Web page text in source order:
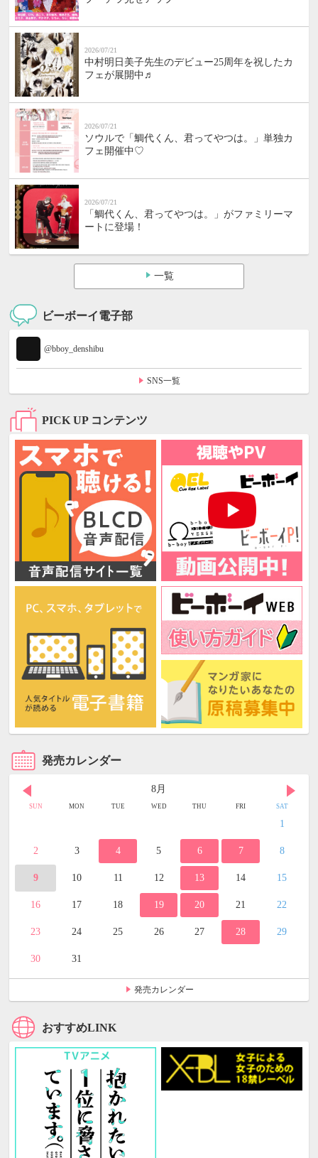
2026/07/21
中村明日美子先生のデビュー25周年を祝したカ
フェが展開中♬
2026/07/21
ソウルで「鯛代くん、君ってやつは。」単独カ
フェ開催中♡
2026/07/21
「鯛代くん、君ってやつは。」がファミリーマ
ートに登場！
一覧
ビーボーイ電子部
@bboy_denshibu
SNS一覧
PICK UP コンテンツ
発売カレンダー
8月
SUN MON TUE WED THU FRI SAT
1
2 3 4 5 6 7 8
9 10 11 12 13 14 15
16 17 18 19 20 21 22
23 24 25 26 27 28 29
30 31
発売カレンダー
おすすめLINK